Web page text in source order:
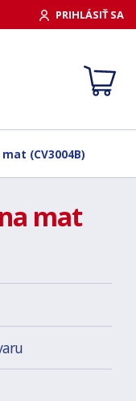
PRIHLÁSIŤ SA
(CV3004B)
mat